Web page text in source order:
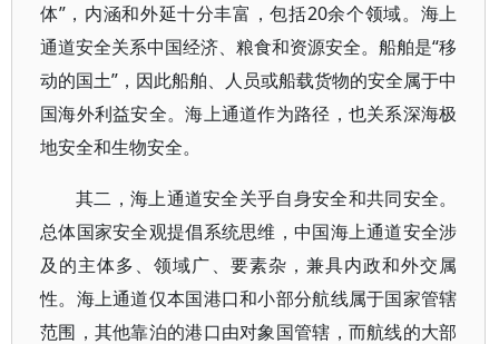
体”，内涵和外延十分丰富，包括20余个领域。海上
通道安全关系中国经济、粮食和资源安全。船舶是“移
动的国土”，因此船舶、人员或船载货物的安全属于中
国海外利益安全。海上通道作为路径，也关系深海极
地安全和生物安全。
其二，海上通道安全关乎自身安全和共同安全。
总体国家安全观提倡系统思维，中国海上通道安全涉
及的主体多、领域广、要素杂，兼具内政和外交属
性。海上通道仅本国港口和小部分航线属于国家管辖
范围，其他靠泊的港口由对象国管辖，而航线的大部